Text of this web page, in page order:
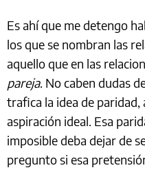
Es ahí que me detengo
los que se nombran las
aquello que en las
pareja. No caben dudas
trafica la idea de paridad,
aspiración ideal. Esa
imposible deba dejar de
pregunto si esa